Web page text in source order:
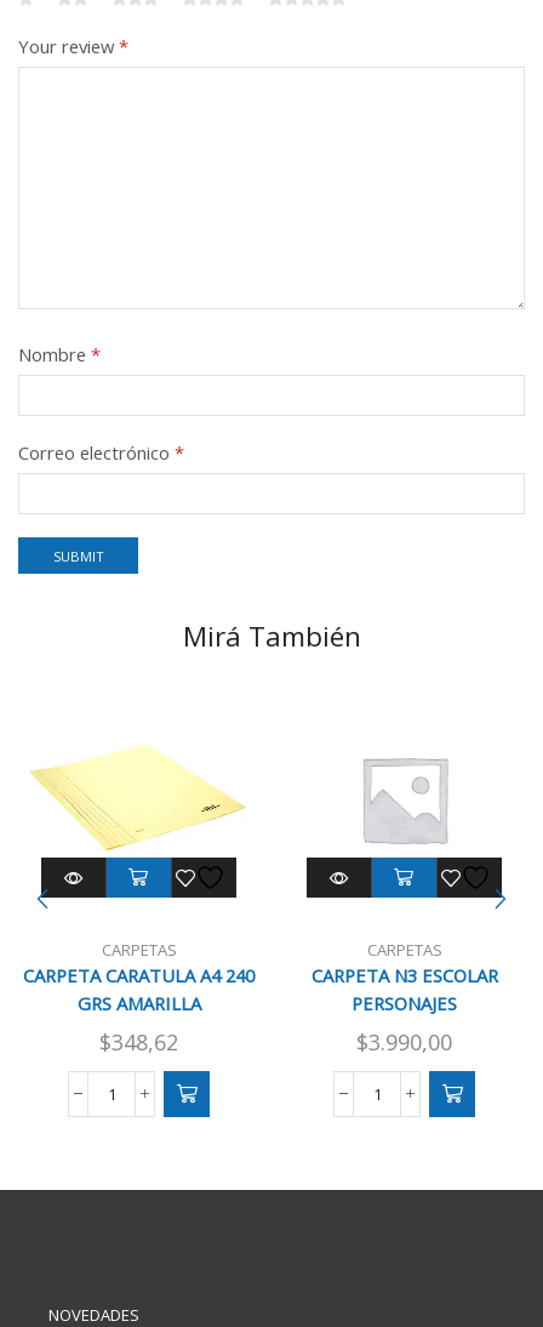
Your review*
Nombre *
Correo electrónico *
Mirá También
CARPETAS
CARPETA CARATULA A4 240
GRS AMARILLA
$348,62
CARPETA
GRS
CARPETAS
CARPETA N3 ESCOLAR
PERSONAJES
$3.990,00
CARPETA
cantidad
NOVEDADES